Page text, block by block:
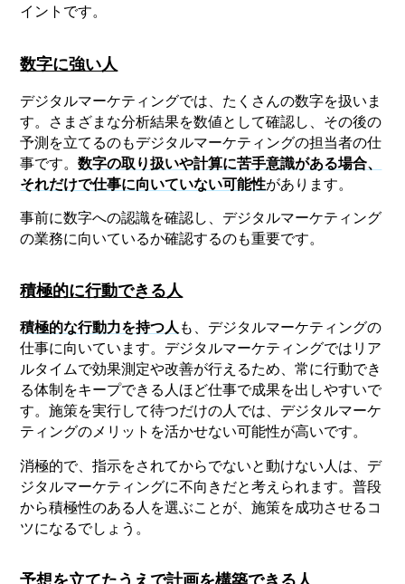
イントです。
数字に強い人
デジタルマーケティングでは、たくさんの数字を扱いま
す。さまざまな分析結果を数値として確認し、その後の
予測を立てるのもデジタルマーケティングの担当者の仕
事です。数字の取り扱いや計算に苦手意識がある場合、
それだけで仕事に向いていない可能性があります。
事前に数字への認識を確認し、デジタルマーケティング
の業務に向いているか確認するのも重要です。
積極的に行動できる人
積極的な行動力を持つ人 も、デジタルマーケティングの
仕事に向いています。デジタルマーケティングではリア
ルタイムで効果測定や改善が行えるため、常に行動でき
る体制をキープできる人ほど仕事で成果を出しやすいで
す。施策を実行して待つだけの人では、デジタルマーケ
ティングのメリットを活かせない可能性が高いです。
消極的で、指示をされてからでないと動けない人は、デ
ジタルマーケティングに不向きだと考えられます。普段
から積極性のある人を選ぶことが、施策を成功させるコ
ツになるでしょう。